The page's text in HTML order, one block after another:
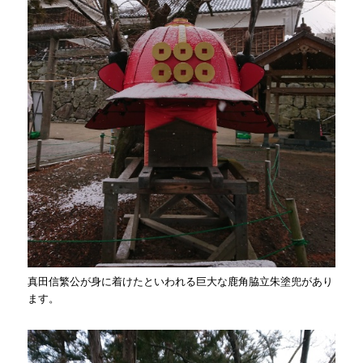
真田信繁公が身に着けたといわれる巨大な鹿角脇立朱塗兜があり
ます。